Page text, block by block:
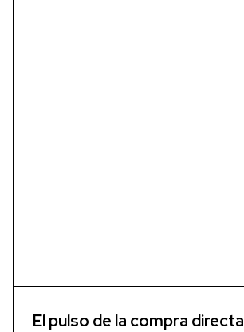
El pulso de la compra directa